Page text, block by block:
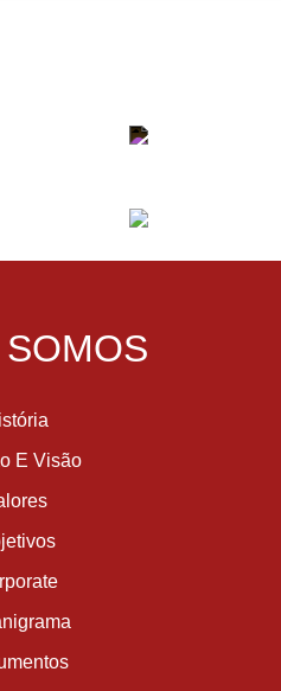
E Visão